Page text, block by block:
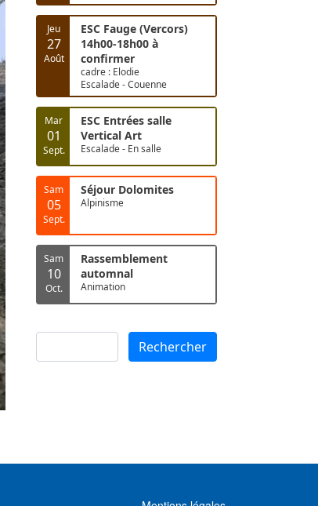
Jeu
27
Août
ESC Fauge (Vercors)
14h00-18h00 à
confirmer
cadre : Elodie
Escalade - Couenne
Mar
01
Sept.
ESC Entrées salle
Vertical Art
Escalade - En salle
Sam
05
Sept.
Séjour Dolomites
Alpinisme
Sam
10
Oct.
Rassemblement
automnal
Animation
Rechercher Rechercher